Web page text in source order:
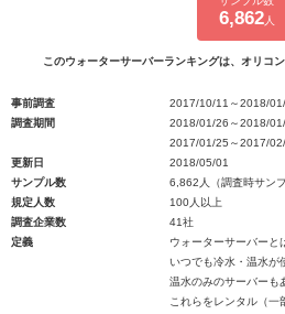
6,862人
このウォーターサーバーランキングは、オリコ
事前調査
2017/10/11～2018/
調査期間
2018/01/26～2018/
2017/01/25～2017/
更新日
2018/05/01
サンプル数
6,862人（調査時サン
規定人数
100人以上
調査企業数
41社
定義
ウォーターサーバーと
いつでも冷水・温水が
温水のみのサーバーも
これらをレンタル（一